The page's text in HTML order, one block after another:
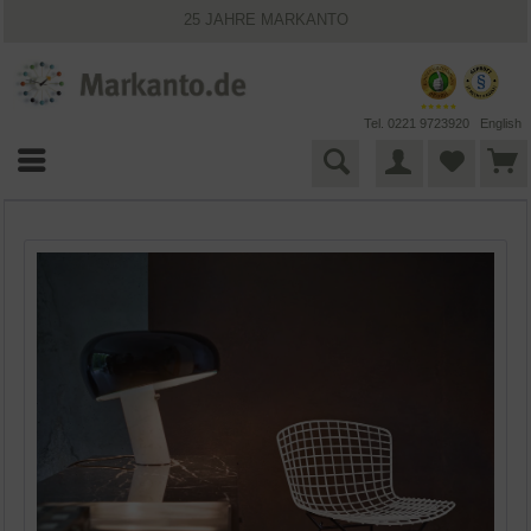
25 JAHRE MARKANTO
VIELFÄLTIGE ZAHLUNGSMÖGLICHKEITEN
Tel. 0221 9723920 English